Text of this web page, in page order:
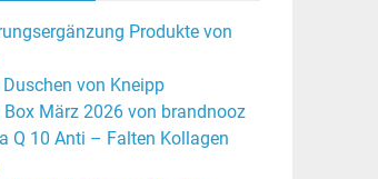
Produkte von
Duschen von Kneipp
Box März 2026 von brandnooz
Q 10 Anti – Falten Kollagen